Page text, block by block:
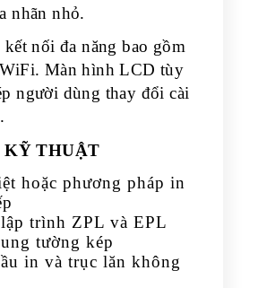
nhãn nhỏ.
nối đa năng bao gồm
Màn hình LCD tùy
người dùng thay đổi cài
KỸ THUẬT
hoặc phương pháp in
trình ZPL và EPL
tường kép
in và trục lăn không